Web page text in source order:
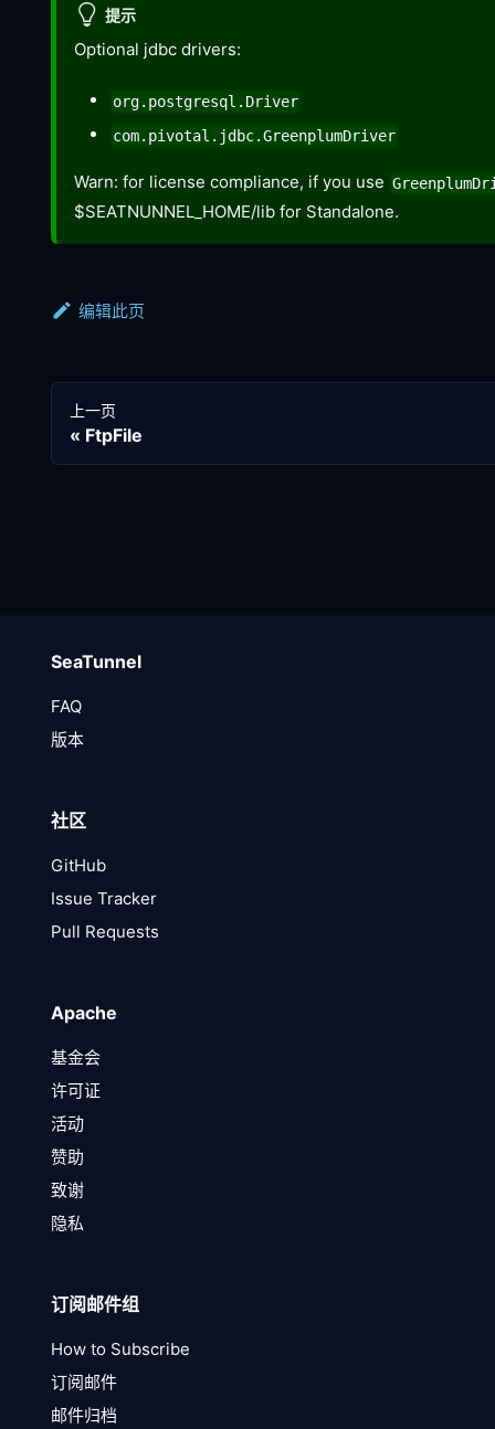
提示
Optional jdbc drivers:
org.postgresql.Driver
com.pivotal.jdbc.GreenplumDriver
Warn: for license compliance, if you use
$SEATNUNNEL_HOME/lib for Standalone.
编辑此页
上一页
FtpFile
SeaTunnel
FAQ
版本
社区
GitHub
Issue Tracker
Pull Requests
Apache
基金会
许可证
活动
赞助
致谢
隐私
订阅邮件组
How to Subscribe
订阅邮件
邮件归档